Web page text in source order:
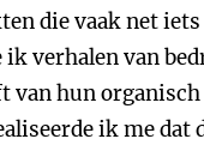
die vaak net
ik verhalen van
van hun
ik me dat